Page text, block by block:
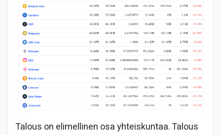
Talous on elimellinen osa yhteiskuntaa. Talous